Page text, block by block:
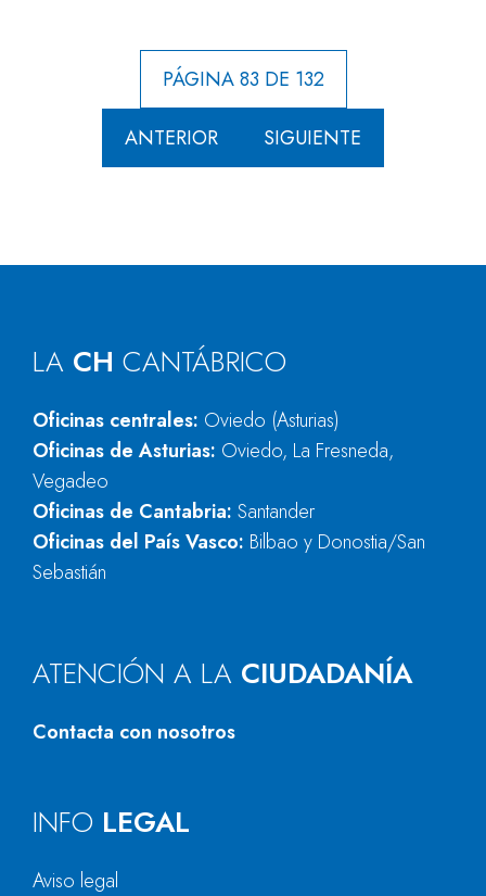
PÁGINA 83 DE 132
ANTERIOR SIGUIENTE
LA CH CANTÁBRICO
Oficinas centrales: Oviedo (Asturias)
Oficinas de Asturias: Oviedo, La Fresneda,
Vegadeo
Oficinas de Cantabria: Santander
Oficinas del País Vasco: Bilbao y Donostia/San
Sebastián
ATENCIÓN A LA CIUDADANÍA
Contacta con nosotros
INFO LEGAL
Aviso legal